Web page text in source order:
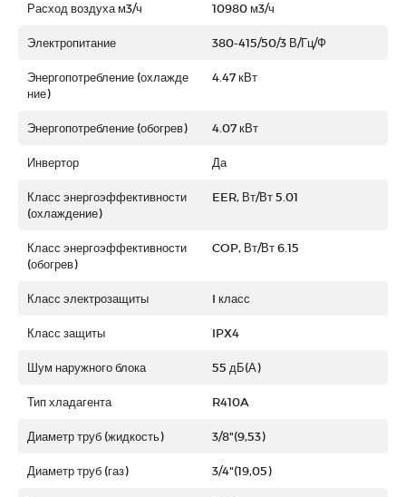
Расход воздуха м3/ч 10980 м3/ч
Электропитание 380-415/50/3 В/Гц/Ф
Энергопотребление (охлажде
ние)
4.47 кВт
Энергопотребление (обогрев) 4.07 кВт
Инвертор Да
Класс энергоэффективности
(охлаждение)
EER, Вт/Вт 5.01
Класс энергоэффективности
(обогрев)
COP, Вт/Вт 6.15
Класс электрозащиты I класс
Класс защиты IPX4
Шум наружного блока 55 дБ(А)
Тип хладагента R410A
Диаметр труб (жидкость) 3/8"(9,53)
Диаметр труб (газ) 3/4"(19,05)